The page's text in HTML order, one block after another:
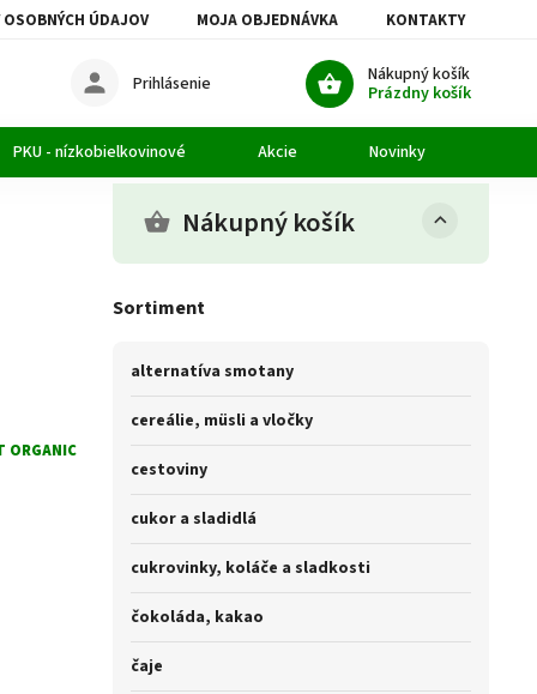
ÚDAJOV MOJA OBJEDNÁVKA KONTAKTY
Nákupný košík
Prázdny košík
Prihlásenie
PKU - nízkobielkovinové Akcie Novinky
Nákupný košík
Sortiment
alternatíva smotany
cereálie, müsli a vločky
cestoviny
cukor a sladidlá
cukrovinky, koláče a sladkosti
čokoláda, kakao
čaje
ORGANIC